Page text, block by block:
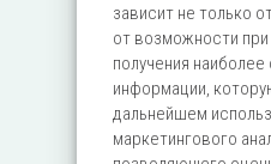
зависит не только
от возможности при
получения
информации,
дальнейшем
маркетингового